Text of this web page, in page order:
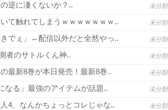
逆に凄くないか？.. 未分類
て触れてしまうｗｗｗｗｗｗｗ.. 未分類
でぇ」←配信以外だと全然やっ.. 未分類
者のサトルくん神.. 未分類
最新8巻が本日発売！最新8巻.. 未分類
なる」最強のアイテムが話題.. 未分類
4、なんかちょっとコレじゃな.. 未分類